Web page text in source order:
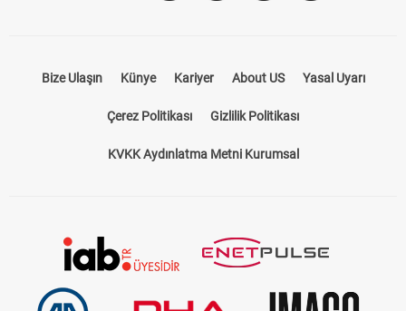
Bize Ulaşın Künye Kariyer About US Yasal Uyarı
Çerez Politikası Gizlilik Politikası
KVKK Aydınlatma Metni Kurumsal